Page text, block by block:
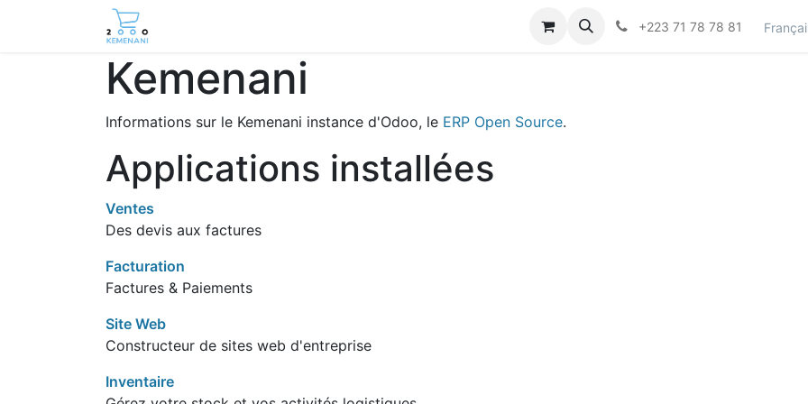
+223 71 78 78 81
Kemenani
Informations sur le Kemenani instance d'Odoo, le ERP Open Source.
Applications installées
Ventes
Des devis aux factures
Facturation
Factures & Paiements
Site Web
Constructeur de sites web d'entreprise
Inventaire